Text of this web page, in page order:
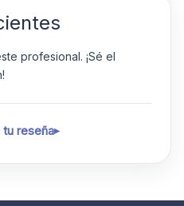
profesional. ¡Sé el
tu reseña